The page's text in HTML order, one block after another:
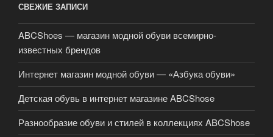
СВЕЖИЕ ЗАПИСИ
ABCShoes — магазин модной обуви всемирно-
известных брендов
Интернет магазин модной обуви — «Азбука обуви»
Детская обувь в интернет магазине ABCShose
Разнообразие обуви и стилей в коллекциях ABCShose